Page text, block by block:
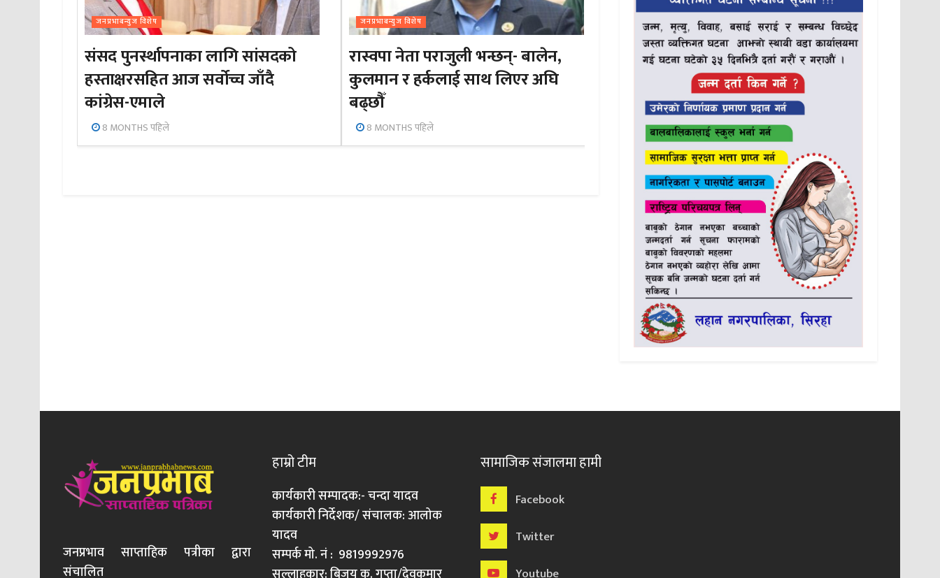
जनप्रभाबन्युज विशेष
संसद पुनर्स्थापनाका लागि सांसदको
हस्ताक्षरसहित आज सर्वोच्च जाँदै
कांग्रेस-एमाले
8 MONTHS पहिले
जनप्रभाबन्युज विशेष
रास्वपा नेता पराजुली भन्छन्- बालेन,
कुलमान र हर्कलाई साथ लिएर अघि
बढ्छौँ
8 MONTHS पहिले
जनप्रभाव साप्ताहिक पत्रीका द्वारा
संचालित
हाम्रो टीम
कार्यकारी सम्पादक:- चन्दा यादव
कार्यकारी निर्देशक/ संचालक: आलोक
यादव
सम्पर्क मो. नं : 9819992976
सामाजिक संजालमा हामी
Facebook
Twitter
Youtube